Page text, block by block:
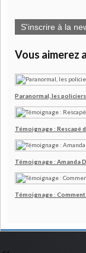
S'inscrire à la
Vous aimerez
Paranormal, les
Témoignage : Rescapé
Témoignage : Amanda
Témoignage : Comment